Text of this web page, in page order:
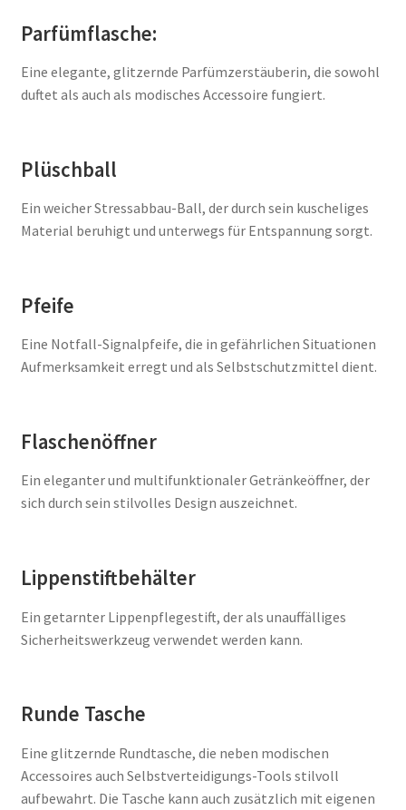
Parfümflasche:
Eine elegante, glitzernde Parfümzerstäuberin, die sowohl
duftet als auch als modisches Accessoire fungiert.
Plüschball
Ein weicher Stressabbau-Ball, der durch sein kuscheliges
Material beruhigt und unterwegs für Entspannung sorgt.
Pfeife
Eine Notfall-Signalpfeife, die in gefährlichen Situationen
Aufmerksamkeit erregt und als Selbstschutzmittel dient.
Flaschenöffner
Ein eleganter und multifunktionaler Getränkeöffner, der
sich durch sein stilvolles Design auszeichnet.
Lippenstiftbehälter
Ein getarnter Lippenpflegestift, der als unauffälliges
Sicherheitswerkzeug verwendet werden kann.
Runde Tasche
Eine glitzernde Rundtasche, die neben modischen
Accessoires auch Selbstverteidigungs-Tools stilvoll
aufbewahrt. Die Tasche kann auch zusätzlich mit eigenen